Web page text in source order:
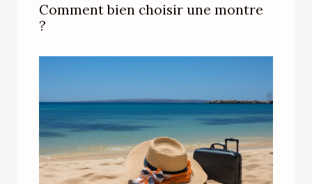
Comment bien choisir une montre
?